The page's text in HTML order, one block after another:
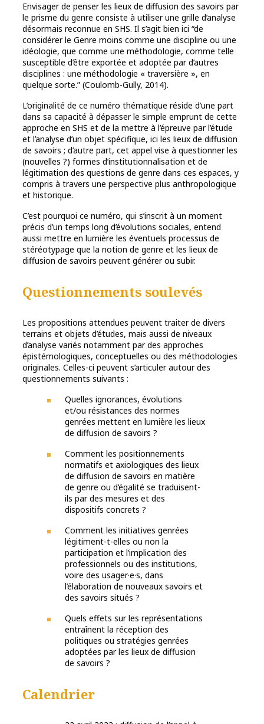
Envisager de penser les lieux de diffusion des savoirs par
le prisme du genre consiste à utiliser une grille d’analyse
désormais reconnue en SHS. Il s’agit bien ici “de
considérer le Genre moins comme une discipline ou une
idéologie, que comme une méthodologie, comme telle
susceptible d’être exportée et adoptée par d’autres
disciplines : une méthodologie « traversière », en
quelque sorte.” (Coulomb-Gully, 2014).
L’originalité de ce numéro thématique réside d’une part
dans sa capacité à dépasser le simple emprunt de cette
approche en SHS et de la mettre à l’épreuve par l’étude
et l’analyse d’un objet spécifique, ici les lieux de diffusion
de savoirs ; d’autre part, cet appel vise à questionner les
(nouvelles ?) formes d’institutionnalisation et de
légitimation des questions de genre dans ces espaces, y
compris à travers une perspective plus anthropologique
et historique.
C’est pourquoi ce numéro, qui s’inscrit à un moment
précis d’un temps long d’évolutions sociales, entend
aussi mettre en lumière les éventuels processus de
stéréotypage que la notion de genre et les lieux de
diffusion de savoirs peuvent générer ou subir.
Questionnements soulevés
Les propositions attendues peuvent traiter de divers
terrains et objets d’études, mais aussi de niveaux
d’analyse variés notamment par des approches
épistémologiques, conceptuelles ou des méthodologies
originales. Celles-ci peuvent s’articuler autour des
questionnements suivants :
Quelles ignorances, évolutions
et/ou résistances des normes
genrées mettent en lumière les lieux
de diffusion de savoirs ?
Comment les positionnements
normatifs et axiologiques des lieux
de diffusion de savoirs en matière
de genre ou d’égalité se traduisent-
ils par des mesures et des
dispositifs concrets ?
Comment les initiatives genrées
légitiment-t-elles ou non la
participation et l’implication des
professionnels ou des institutions,
voire des usager·e·s, dans
l’élaboration de nouveaux savoirs et
des savoirs situés ?
Quels effets sur les représentations
entraînent la réception des
politiques ou stratégies genrées
adoptées par les lieux de diffusion
de savoirs ?
Calendrier